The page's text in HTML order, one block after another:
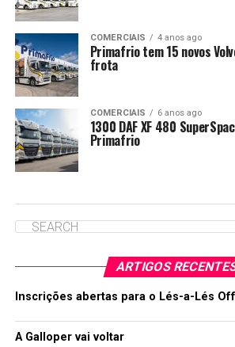
COMERCIAIS 4 anos ago
Primafrio tem 15 novos
frota
COMERCIAIS 6 anos ago
1300 DAF XF 480
Primafrio
ARTIGOS
Inscrições abertas para o Lés-a-Lés
A Galloper vai voltar